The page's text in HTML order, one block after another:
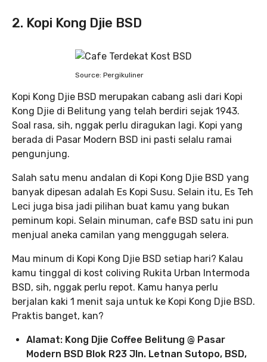
2. Kopi Kong Djie BSD
Source: Pergikuliner
Kopi Kong Djie BSD merupakan cabang asli dari Kopi
Kong Djie di Belitung yang telah berdiri sejak 1943.
Soal rasa, sih, nggak perlu diragukan lagi. Kopi yang
berada di Pasar Modern BSD ini pasti selalu ramai
pengunjung.
Salah satu menu andalan di Kopi Kong Djie BSD yang
banyak dipesan adalah Es Kopi Susu. Selain itu, Es Teh
Leci juga bisa jadi pilihan buat kamu yang bukan
peminum kopi. Selain minuman, cafe BSD satu ini pun
menjual aneka camilan yang menggugah selera.
Mau minum di Kopi Kong Djie BSD setiap hari? Kalau
kamu tinggal di kost coliving Rukita Urban Intermoda
BSD, sih, nggak perlu repot. Kamu hanya perlu
berjalan kaki 1 menit saja untuk ke Kopi Kong Djie BSD.
Praktis banget, kan?
Alamat: Kong Djie Coffee Belitung @ Pasar
Modern BSD Blok R23 Jln. Letnan Sutopo, BSD,